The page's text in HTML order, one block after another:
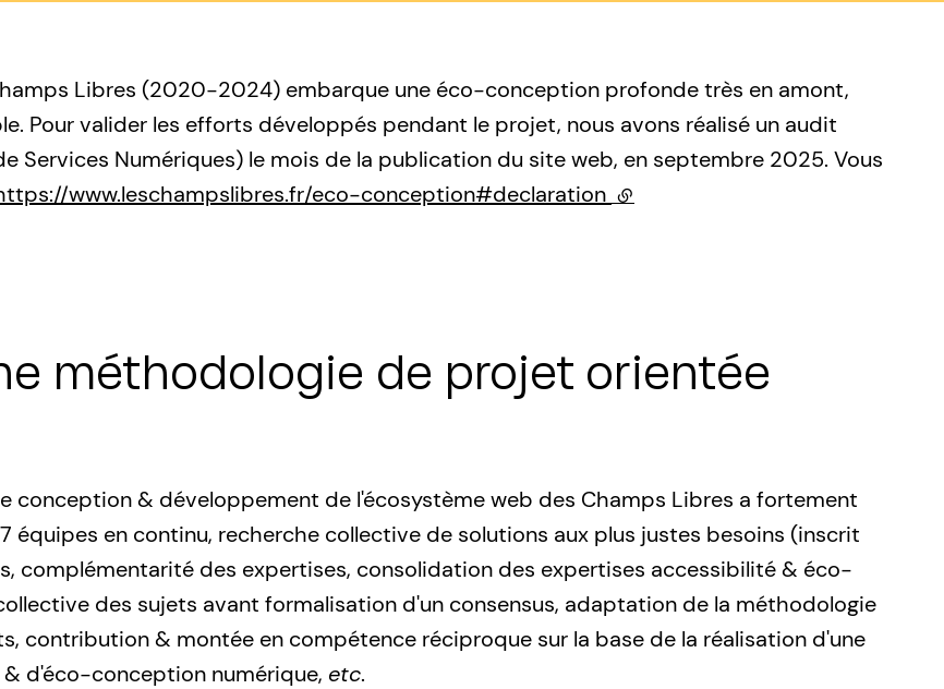
Libres (2020-2024) embarque une éco-conception profonde très en amont,
Pour valider les efforts développés pendant le projet, nous avons réalisé un audit
Services Numériques) le mois de la publication du site web, en septembre 2025. Vous
www.leschampslibres.fr/eco-conception#declaration (lien externe)
méthodologie de projet orientée
conception & développement de l'écosystème web des Champs Libres a fortement
équipes en continu, recherche collective de solutions aux plus justes besoins (inscrit
complémentarité des expertises, consolidation des expertises accessibilité & éco-
des sujets avant formalisation d'un consensus, adaptation de la méthodologie
contribution & montée en compétence réciproque sur la base de la réalisation d'une
d'éco-conception numérique, etc.